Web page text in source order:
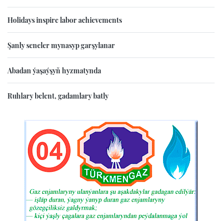
Holidays inspire labor achievements
Şanly seneler mynasyp garşylanar
Abadan ýaşaýşyň hyzmatynda
Ruhlary belent, gadamlary batly